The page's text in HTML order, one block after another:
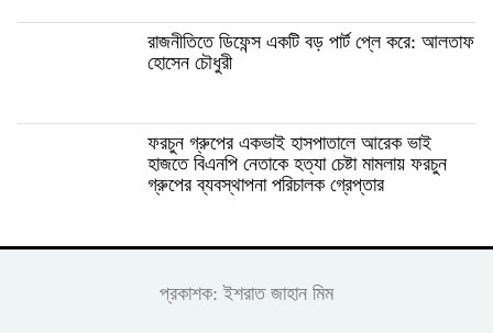
রাজনীতিতে ডিফেন্স একটি বড় পার্ট প্লে করে: আলতাফ
হোসেন চৌধুরী
ফরচুন গ্রুপের একভাই হাসপাতালে আরেক ভাই
হাজতে বিএনপি নেতাকে হত্যা চেষ্টা মামলায় ফরচুন
গ্রুপের ব্যবস্থাপনা পরিচালক গ্রেপ্তার
প্রকাশক: ইশরাত জাহান মিম